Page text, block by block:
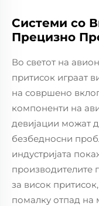
Системи со
Прецизно
Во светот на
притисок играат
на совршено
компоненти на
девијации можат
безбедносни
индустријата
производителите
за висок
помалку отпад на